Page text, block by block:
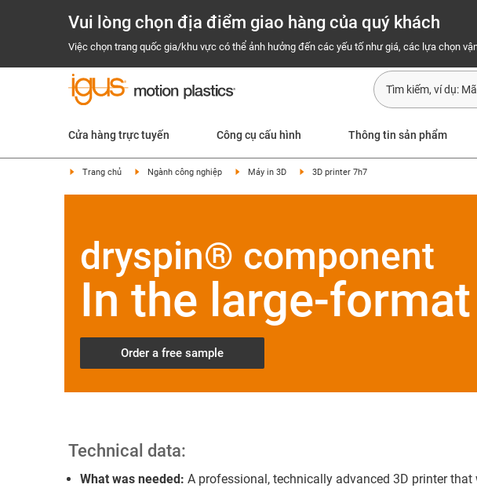
Vui lòng chọn địa điểm giao hàng của quý khách
Việc chọn trang quốc gia/khu vực có thể ảnh hưởng đến các yếu tố như giá, các lựa chọn
Cửa hàng trực tuyến Công cụ cấu hình Thông tin sản phẩm
Trang chủ Ngành công nghiệp Máy in 3D 3D printer 7h7
dryspin® component
In the large-
Order a free sample
Technical data:
What was needed: A professional, technically advanced 3D printer that